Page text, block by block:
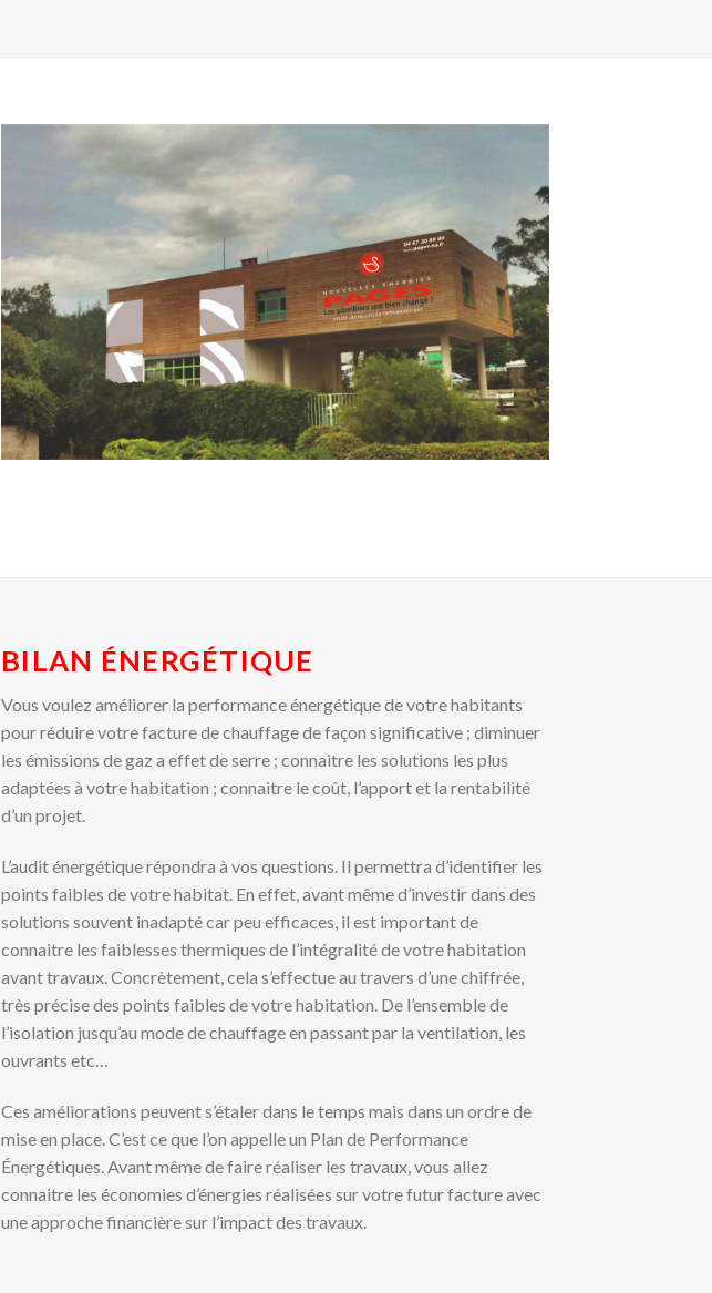
BILAN ÉNERGÉTIQUE
Vous voulez améliorer la performance énergétique de votre habitants
pour réduire votre facture de chauffage de façon significative ; diminuer
les émissions de gaz a effet de serre ; connaitre les solutions les plus
adaptées à votre habitation ; connaitre le coût, l’apport et la rentabilité
d’un projet.
L’audit énergétique répondra à vos questions. Il permettra d’identifier les
points faibles de votre habitat. En effet, avant même d’investir dans des
solutions souvent inadapté car peu efficaces, il est important de
connaitre les faiblesses thermiques de l’intégralité de votre habitation
avant travaux. Concrètement, cela s’effectue au travers d’une chiffrée,
très précise des points faibles de votre habitation. De l’ensemble de
l’isolation jusqu’au mode de chauffage en passant par la ventilation, les
ouvrants etc…
Ces améliorations peuvent s’étaler dans le temps mais dans un ordre de
mise en place. C’est ce que l’on appelle un Plan de Performance
Énergétiques. Avant même de faire réaliser les travaux, vous allez
connaitre les économies d’énergies réalisées sur votre futur facture avec
une approche financière sur l’impact des travaux.